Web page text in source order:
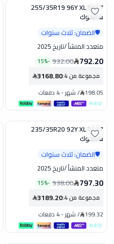
255/35R19 96Y XL K137
هانكوك
🛡️الضمان: ثلاث سنوات
متعدد المنشأ/تاريخ 2025
792.20
932.00
-
15%
مجموعة من 4 :
3168.80
198.05
/شهر-4 دفعات
235/35R20 92Y XL K137
هانكوك
🛡️الضمان: ثلاث سنوات
متعدد المنشأ/تاريخ 2025
797.30
938.00
-
15%
مجموعة من 4 :
3189.20
199.32
/شهر-4 دفعات